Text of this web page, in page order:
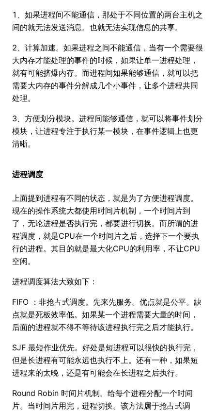
1、如果进程间不能通信，那处于不同位置的两台主机之
间的就无法发送消息。也就无法实现信息的共享。
2、计算加速。如果进程之间不能通信，当有一个需要很
大内存才能处理的事件的时候，如果让单一进程处理，
就有可能挤爆内存。而进程间如果能够通信，就可以把
需要大内存的事件分解成几个小事件，让多个进程共同
处理。
3、方便划分模块。进程间能够通信，就可以将事件划分
模块，让进程专注于执行某一模块，在事件逻辑上也更
清晰。
进程调度
上面提到进程有不同的状态，就是为了方便进程调度。
现在的操作系统大都使用时间片机制，一个时间片到
了，无论进程是否执行完，都要进行切换。而所谓的进
程调度，就是CPU在一个时间片之后，选择下一个要执
行的进程。其目的就是最大化CPU的利用率，不让CPU
空闲。
进程调度算法大致如下：
FIFO ：非抢占式调度。先来先服务。优点就是公平。缺
点就是死板效率低。如果某一个进程需要大量的时间，
后面的进程就不得不等待该进程执行完之后才能执行。
SJF 最短作业优先。好处是短进程可以很快的执行完，
但是长进程有可能永远也执行不上。还有一种，如果短
进程来的太晚，还是有可能会在长进程之后执行。
Round Robin 时间片机制。给每个进程分配一个时间
片。当时间片用完，进程切换。该方法属于抢占式调